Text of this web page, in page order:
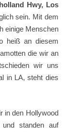
Hwy, Los
sein. Mit dem
einige Menschen
heiß an diesem
die wir an
wir uns
in LA, steht dies
in den Hollywood
und standen auf